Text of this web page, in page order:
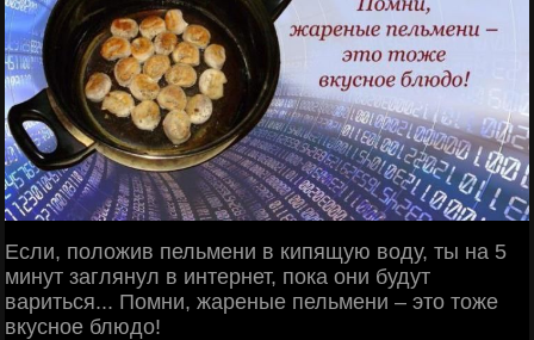
Если, положив пельмени в кипящую воду, ты на 5
минут заглянул в интернет, пока они будут
вариться... Помни, жареные пельмени – это тоже
вкусное блюдо!